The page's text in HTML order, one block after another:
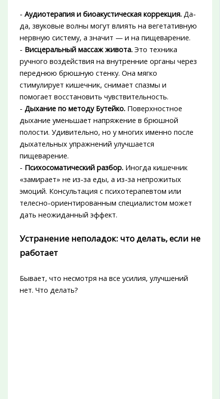
- Аудиотерапия и биоакустическая коррекция.Да-
да, звуковые волны могут влиять на вегетативную
нервную систему, а значит — и на пищеварение.
- Висцеральный массаж живота.Это техника
ручного воздействия на внутренние органы через
переднюю брюшную стенку. Она мягко
стимулирует кишечник, снимает спазмы и
помогает восстановить чувствительность.
- Дыхание по методу Бутейко.Поверхностное
дыхание уменьшает напряжение в брюшной
полости. Удивительно, но у многих именно после
дыхательных упражнений улучшается
пищеварение.
- Психосоматический разбор.Иногда кишечник
«замирает» не из-за еды, а из-за непрожитых
эмоций. Консультация с психотерапевтом или
телесно-ориентированным специалистом может
дать неожиданный эффект.
Устранение неполадок: что делать, если не
работает
Бывает, что несмотря на все усилия, улучшений
нет. Что делать?